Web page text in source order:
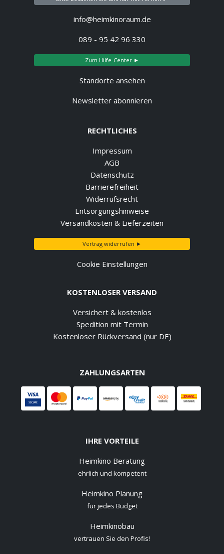
info@heimkinoraum.de
089 - 95 42 96 330
Zum Hilfe-Center ►
Standorte ansehen
Newsletter abonnieren
RECHTLICHES
Impressum
AGB
Datenschutz
Barrierefreiheit
Widerrufsrecht
Entsorgungshinweise
Versandkosten & Lieferzeiten
Vertrag widerrufen ►
Cookie Einstellungen
KOSTENLOSER VERSAND
Versichert & kostenlos
Spedition mit Termin
Kostenloser Rückversand (nur DE)
ZAHLUNGSARTEN
IHRE VORTEILE
Heimkino Beratung
ehrlich und kompetent
Heimkino Planung
für jedes Budget
Heimkinobau
vertrauen Sie den Profis!